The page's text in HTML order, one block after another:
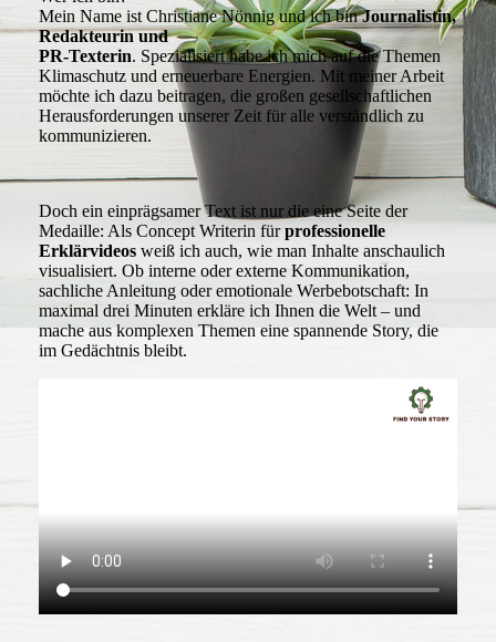
Mein Name ist Christiane Nönnig und ich binJournalistin,
Redakteurin und
PR-Texterin. Spezialisiert habe ich mich auf die Themen
Klimaschutz und erneuerbare Energien. Mit meiner Arbeit
möchte ich dazu beitragen, die großen gesellschaftlichen
Herausforderungen unserer Zeit für alle verständlich zu
kommunizieren.
Doch ein einprägsamer Text ist nur die eine Seite der
Medaille: Als Concept Writerin fürprofessionelle
Erklärvideos weiß ich auch, wie man Inhalte anschaulich
visualisiert. Ob interne oder externe Kommunikation,
sachliche Anleitung oder emotionale Werbebotschaft: In
maximal drei Minuten erkläre ich Ihnen die Welt – und
mache aus komplexen Themen eine spannende Story, die
im Gedächtnis bleibt.